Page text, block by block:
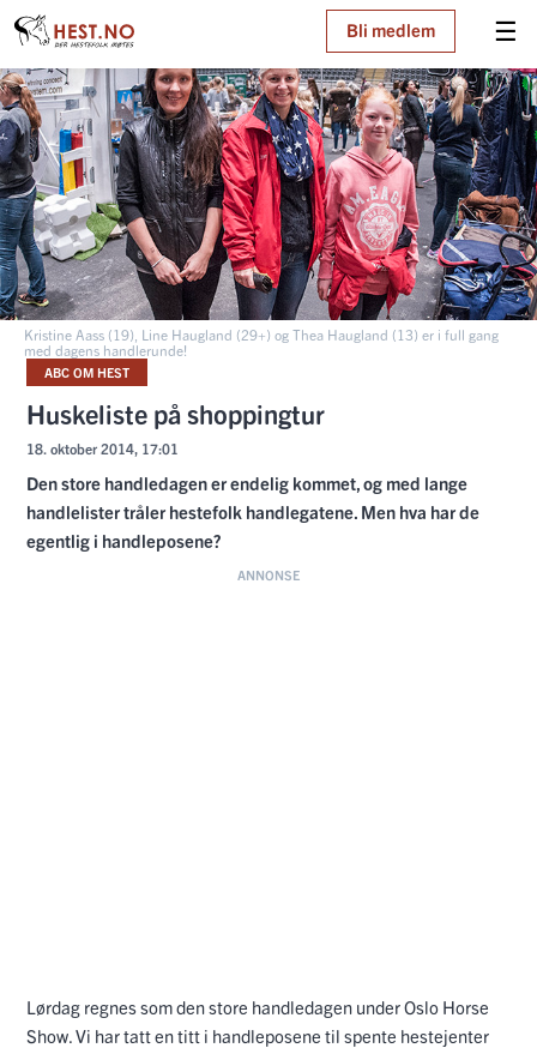
☰
Bli medlem
Kristine Aass (19), Line Haugland (29+) og Thea Haugland (13) er i full gang
med dagens handlerunde!
ABC OM HEST
Huskeliste på shoppingtur
18. oktober 2014, 17:01
Den store handledagen er endelig kommet, og med lange
handlelister tråler hestefolk handlegatene. Men hva har de
egentlig i handleposene?
Lørdag regnes som den store handledagen under Oslo Horse
Show. Vi har tatt en titt i handleposene til spente hestejenter